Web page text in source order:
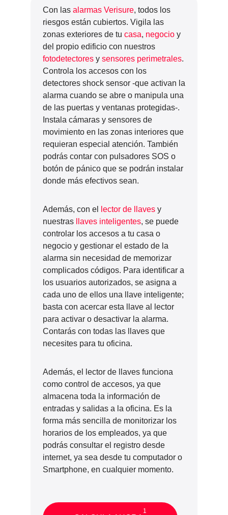
Con las alarmas Verisure, todos los
riesgos están cubiertos. Vigila las
zonas exteriores de tu casa, negocio y
del propio edificio con nuestros
fotodetectores y sensores perimetrales.
Controla los accesos con los
detectores shock sensor -que activan la
alarma cuando se abre o manipula una
de las puertas y ventanas protegidas-.
Instala cámaras y sensores de
movimiento en las zonas interiores que
requieran especial atención. También
podrás contar con pulsadores SOS o
botón de pánico que se podrán instalar
donde más efectivos sean.
Además, con el lector de llaves y
nuestras
llaves inteligentes, se puede
controlar los accesos a tu casa o
negocio y gestionar el estado de la
alarma sin necesidad de memorizar
complicados códigos. Para identificar a
los usuarios autorizados, se asigna a
cada uno de ellos una llave inteligente;
basta con acercar esta llave al lector
para activar o desactivar la alarma.
Contarás con todas las llaves que
necesites para tu oficina.
Además, el lector de llaves funciona
como control de accesos, ya que
almacena toda la información de
entradas y salidas a la oficina. Es la
forma más sencilla de monitorizar los
horarios de los empleados, ya que
podrás consultar el registro desde
internet, ya sea desde tu computador o
Smartphone, en cualquier momento.
1